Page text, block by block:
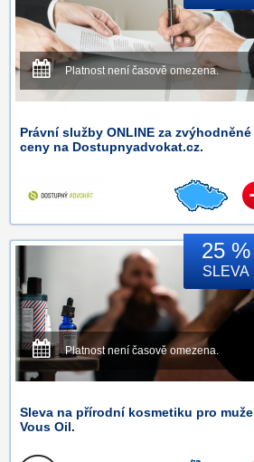
Platnost není časově omezena.
Právní služby ONLINE za zvýhodněné
ceny na Dostupnyadvokat.cz.
25 %
SLEVA
Platnost není časově omezena.
Sleva na přírodní kosmetiku pro muže
Vous Oil.